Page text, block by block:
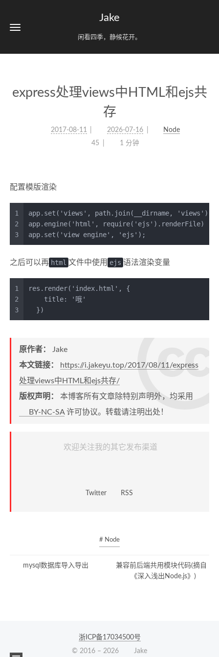
Jake
闲看四季，静候花开。
express处理views中HTML和ejs共
存
2017-08-11 2026-07-16
Node
45
1 分钟
配置模版渲染
1
2
3
app. set ( 'views' , path. join(__dirname, 'views' ));
app. engine( 'html' , require( 'ejs' ). renderFile)
app. set ( 'view engine' , 'ejs' );
之后可以再 html 文件中使用 ejs 语法渲染变量
1
2
3
res. render( 'index.html' , {
title:
'哦'
  })
原作者：
Jake
本文链接：
https://i.jakeyu.top/2017/08/11/express
处理views中HTML和ejs共存/
版权声明： 本博客所有文章除特别声明外，均采用
BY-NC-SA许可协议。转载请注明出处！
欢迎关注我的其它发布渠道
Twitter RSS
# Node
mysql数据库导入导出
兼容前后端共用模块代码(摘自
《深入浅出Node.js》)
浙ICP备17034500号
© 2016 – 2026 Jake